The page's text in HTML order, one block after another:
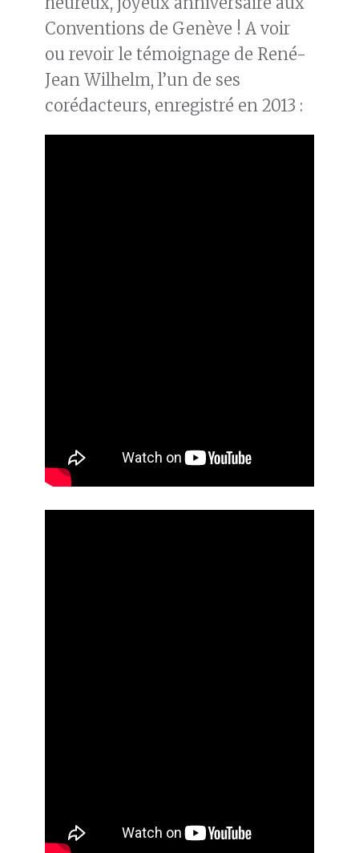
Conventions de Genève ! A voir
ou revoir le témoignage de René-
Jean Wilhelm, l’un de ses
corédacteurs, enregistré en 2013 :